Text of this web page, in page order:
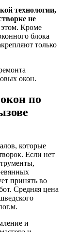
технологии,
не
этом. Кроме
блока
только
окон.
по
которые
Если нет
принять во
Средняя цена
и